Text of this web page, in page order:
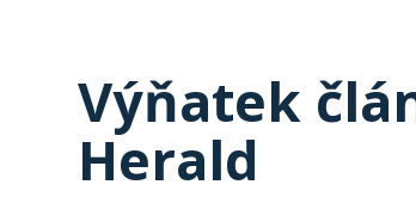
Výňatek
Herald